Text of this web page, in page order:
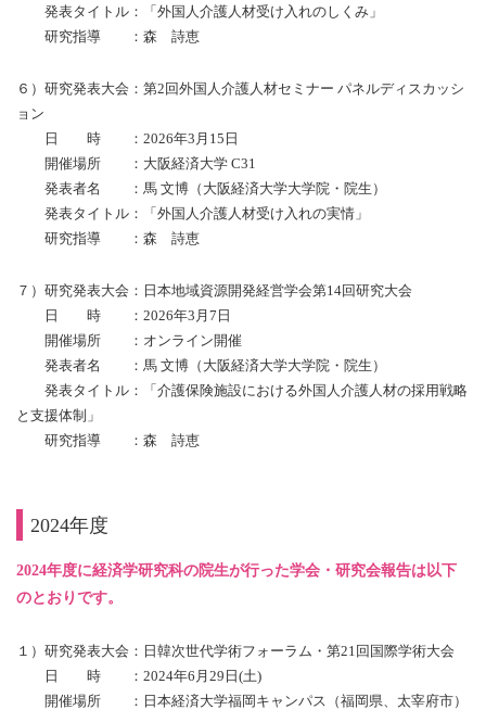
発表タイトル：「外国人介護人材受け入れのしくみ」
研究指導 ： 森 詩恵
６）研究発表大会：第2回外国人介護人材セミナー パネルディスカッシ
ョン
日 時 ：2026年3月15日
開催場所 ：大阪経済大学 C31
発表者名 ：馬 文博（大阪経済大学大学院・院生）
発表タイトル：「外国人介護人材受け入れの実情」
研究指導 ： 森 詩恵
７）研究発表大会：日本地域資源開発経営学会第14回研究大会
日 時 ：2026年3月7日
開催場所 ：オンライン開催
発表者名 ：馬 文博（大阪経済大学大学院・院生）
発表タイトル：「介護保険施設における外国人介護人材の採用戦略
と支援体制」
研究指導 ： 森 詩恵
2024年度
2024年度に経済学研究科の院生が行った学会・研究会報告は以下
のとおりです。
１）研究発表大会：日韓次世代学術フォーラム・第21回国際学術大会
日 時 ：2024年6月29日(土)
開催場所 ：日本経済大学福岡キャンパス（福岡県、太宰府市）